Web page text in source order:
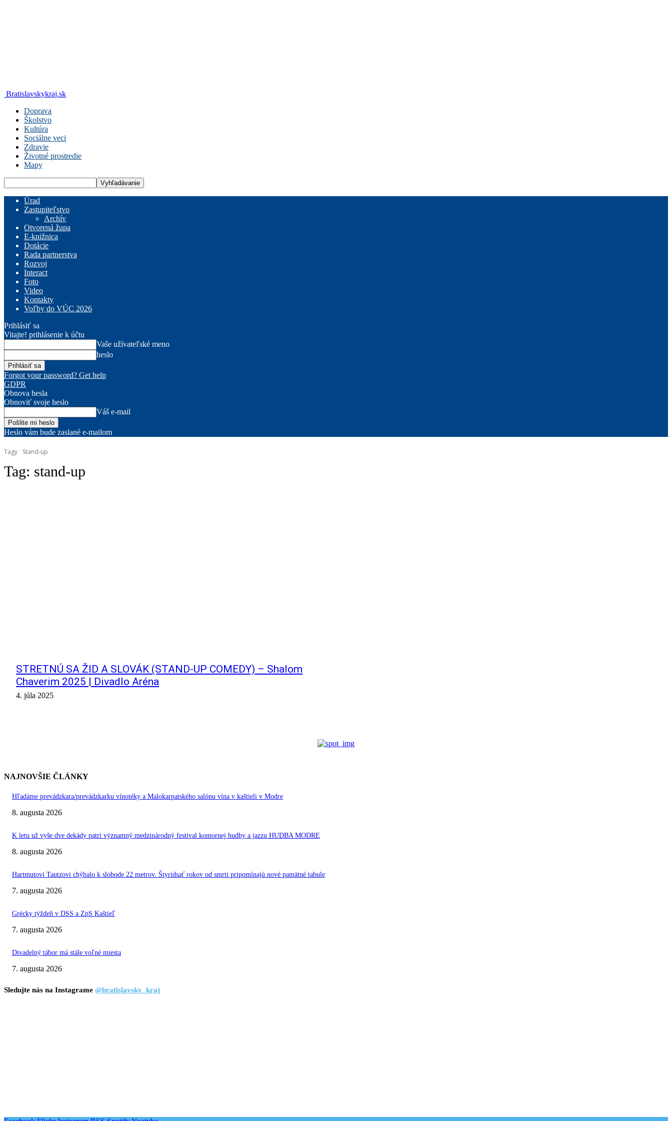
Bratislavskykraj.sk
Doprava
Školstvo
Kultúra
Sociálne veci
Zdravie
Životné prostredie
Mapy
Úrad
Zastupiteľstvo
Archív
Otvorená župa
E-knižnica
Dotácie
Rada partnerstva
Rozvoj
Interact
Foto
Video
Kontakty
Voľby do VÚC 2026
Prihlásiť sa
Vitajte! prihlásenie k účtu
Vaše užívateľské meno
heslo
Forgot your password? Get help
GDPR
Obnova hesla
Obnoviť svoje heslo
Váš e-mail
Heslo vám bude zaslané e-mailom
Tagy Stand-up
Tag: stand-up
STRETNÚ SA ŽID A SLOVÁK (STAND-UP COMEDY) – Shalom
Chaverim 2025 | Divadlo Aréna
4. júla 2025
NAJNOVŠIE ČLÁNKY
Hľadáme prevádzkara/prevádzkarku vínotéky a Malokarpatského salónu vína v kaštieli v Modre
8. augusta 2026
K letu už vyše dve dekády patrí významný medzinárodný festival komornej hudby a jazzu HUDBA MODRE
8. augusta 2026
Hartmutovi Tautzovi chýbalo k slobode 22 metrov. Štyridsať rokov od smrti pripomínajú nové pamätné tabule
7. augusta 2026
Grécky týždeň v DSS a ZpS Kaštieľ
7. augusta 2026
Divadelný tábor má stále voľné miesta
7. augusta 2026
Sledujte nás na Instagrame @bratislavsky_kraj